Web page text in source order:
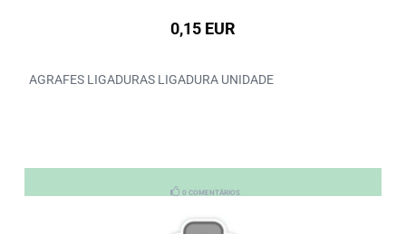
0,15 EUR
AGRAFES LIGADURAS LIGADURA UNIDADE
0 COMENTÁRIOS